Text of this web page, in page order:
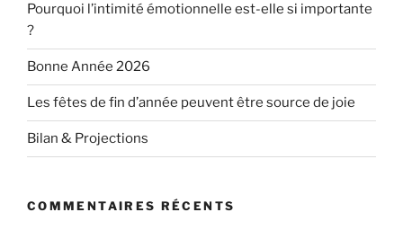
Pourquoi l’intimité émotionnelle est-elle si importante
?
Bonne Année 2026
Les fêtes de fin d’année peuvent être source de joie
Bilan & Projections
COMMENTAIRES RÉCENTS